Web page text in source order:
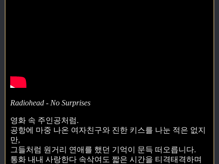
Radiohead - No Surprises
영화 속 주인공처럼.
공항에 마중 나온 여자친구와 진한 키스를 나눈 적은 없지
만,
그들처럼 원거리 연애를 했던 기억이 문득 떠오릅니다.
통화 내내 사랑한다 속삭여도 짧은 시간을 티격태격하며